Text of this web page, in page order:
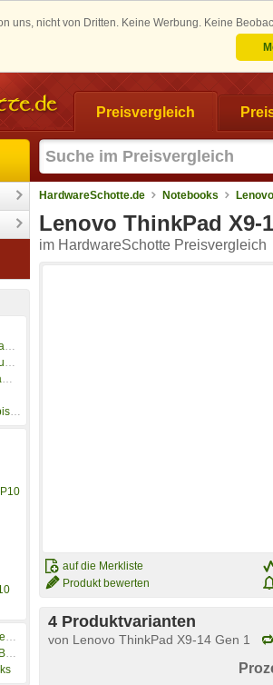
uns, nicht von Dritten. Keine Werbung. Keine
Preisvergleich
HardwareSchotte.de Notebooks
Lenovo ThinkPad X9-
im HardwareSchotte Preisvergleich
auf die Merkliste
Produkt bewerten
4 Produktvarianten
von Lenovo ThinkPad X9-14 Gen 1